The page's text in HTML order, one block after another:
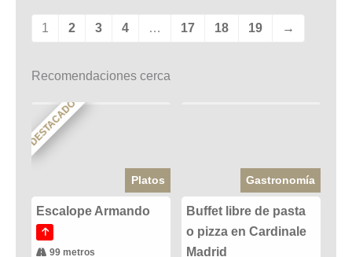
1 2 3 4 … 17 18 19 →
Recomendaciones cerca
DESTACADO
Platos
Escalope Armando
99 metros
Gastronomía
Buffet libre de pasta
o pizza en Cardinale
Madrid